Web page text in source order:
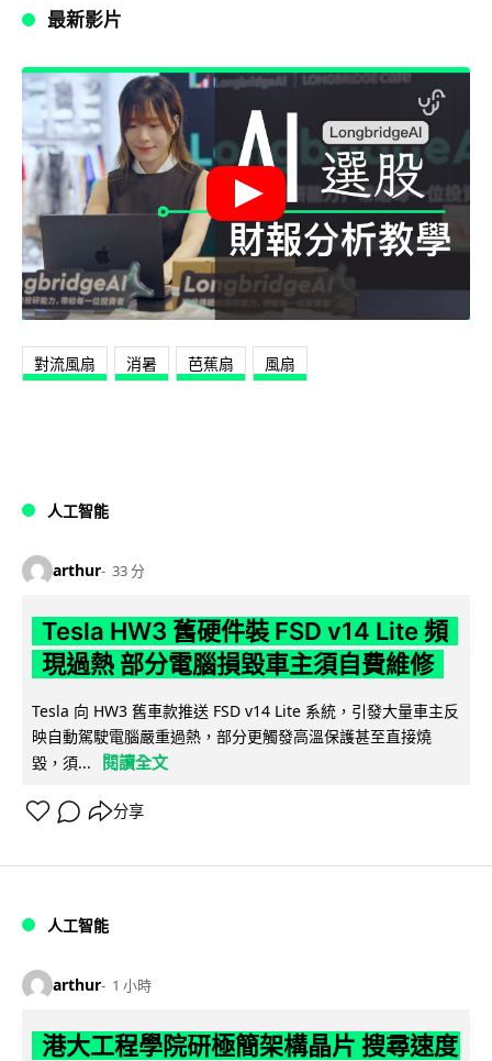
最新影片
對流風扇 消暑 芭蕉扇 風扇
人工智能
arthur 33 分
Tesla HW3 舊硬件裝 FSD v14 Lite 頻
現過熱 部分電腦損毀車主須自費維修
Tesla 向 HW3 舊車款推送 FSD v14 Lite 系統，引發大量車主反
映自動駕駛電腦嚴重過熱，部分更觸發高溫保護甚至直接燒
毀，須...
閱讀全文
分享
人工智能
arthur 1 小時
港大工程學院研極簡架構晶片 搜尋速度